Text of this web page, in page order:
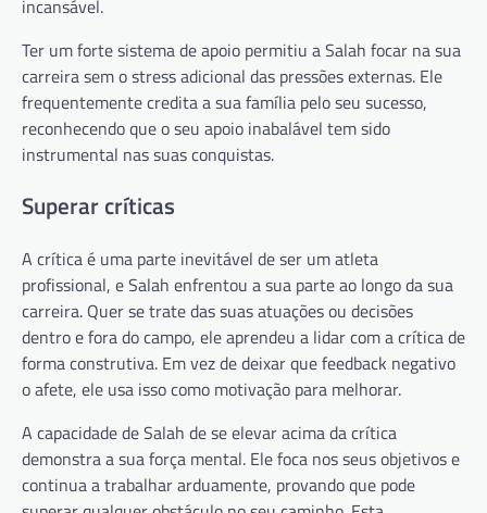
incansável.
Ter um forte sistema de apoio permitiu a Salah focar na sua
carreira sem o stress adicional das pressões externas. Ele
frequentemente credita a sua família pelo seu sucesso,
reconhecendo que o seu apoio inabalável tem sido
instrumental nas suas conquistas.
Superar críticas
A crítica é uma parte inevitável de ser um atleta
profissional, e Salah enfrentou a sua parte ao longo da sua
carreira. Quer se trate das suas atuações ou decisões
dentro e fora do campo, ele aprendeu a lidar com a crítica de
forma construtiva. Em vez de deixar que feedback negativo
o afete, ele usa isso como motivação para melhorar.
A capacidade de Salah de se elevar acima da crítica
demonstra a sua força mental. Ele foca nos seus objetivos e
continua a trabalhar arduamente, provando que pode